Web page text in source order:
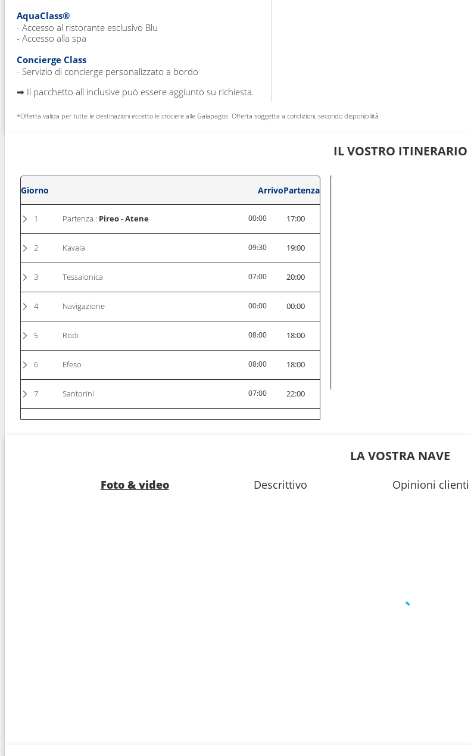
AquaClass®
- Accesso al ristorante esclusivo Blu
- Accesso alla spa
Concierge Class
- Servizio di concierge personalizzato a bordo
➡ Il pacchetto all inclusive può essere aggiunto su richiesta.
*Offerta valida per tutte le destinazioni eccetto le crociere alle Galapagos. Offerta soggetta a condizioni, secondo disponibilità
IL VOSTRO ITINERARIO
Giorno ArrivoPartenza
1 Partenza : Pireo - Atene 00:00 17:00
2 Kavala 09:30 19:00
3 Tessalonica 07:00 20:00
4 Navigazione 00:00 00:00
5 Rodi 08:00 18:00
6 Efeso 08:00 18:00
7 Santorini 07:00 22:00
8 Navigazione 00:00 00:00
Pireo - Atene 05:00 00:00
LA VOSTRA NAVE
Foto & video Descrittivo Opinioni clienti